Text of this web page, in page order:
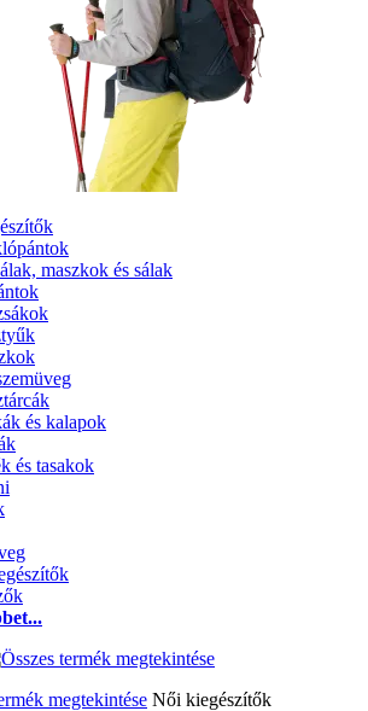
maszkok és sálak
és kalapok
és tasakok
megtekintése Női kiegészítők